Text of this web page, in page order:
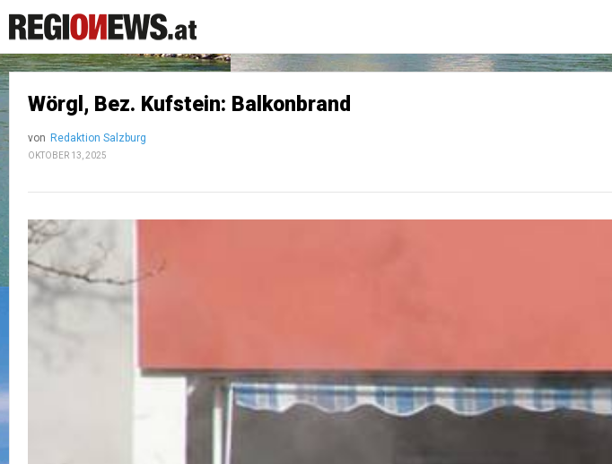
Wörgl, Bez. Kufstein: Balkonbrand
von Redaktion Salzburg
OKTOBER 13, 2025